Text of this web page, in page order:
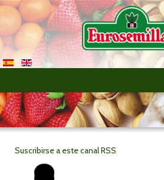
Suscribirse a este canal RSS